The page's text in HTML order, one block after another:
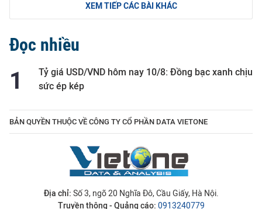
XEM TIẾP CÁC BÀI KHÁC
Đọc nhiều
Tỷ giá USD/VND hôm nay 10/8: Đồng bạc xanh chịu
sức ép kép
BẢN QUYỀN THUỘC VỀ CÔNG TY CỔ PHẦN DATA VIETONE
Địa chỉ: Số 3, ngõ 20 Nghĩa Đô, Cầu Giấy, Hà Nội.
Truyền thông - Quảng cáo: 0913240779